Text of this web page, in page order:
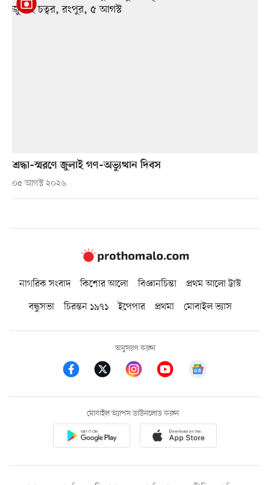
শ্রদ্ধা–স্মরণে জুলাই গণ–অভ্যুত্থান দিবস
০৫ আগস্ট ২০২৬
নাগরিক সংবাদ কিশোর আলো বিজ্ঞানচিন্তা
প্রথম আলো ট্রাস্ট
বন্ধুসভা
চিরন্তন ১৯৭১ ইপেপার প্রথমা মোবাইল ভ্যাস
অনুসরণ করুন
মোবাইল অ্যাপস ডাউনলোড করুন